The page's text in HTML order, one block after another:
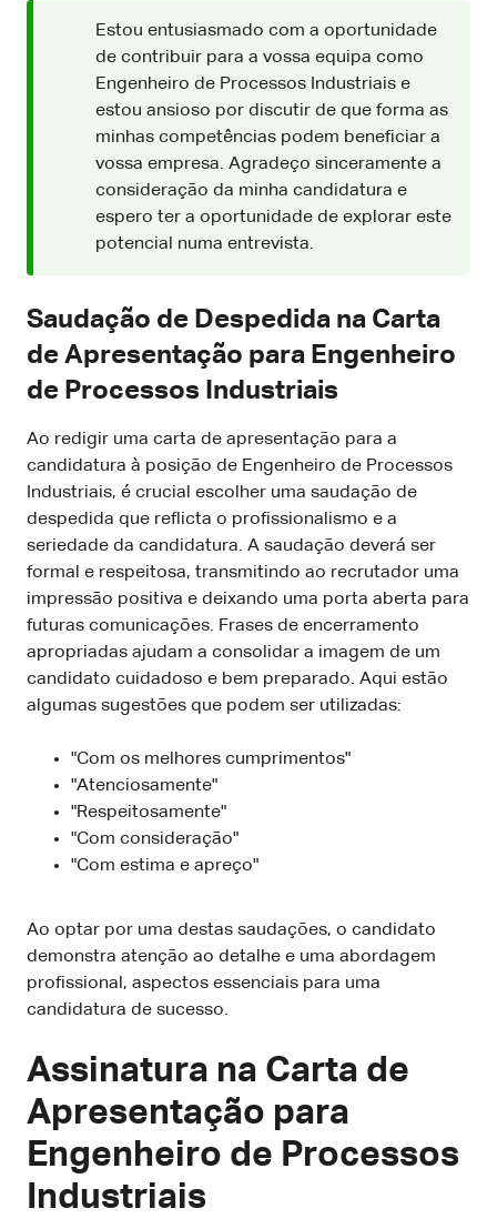
Estou entusiasmado com a oportunidade
de contribuir para a vossa equipa como
Engenheiro de Processos Industriais e
estou ansioso por discutir de que forma as
minhas competências podem beneficiar a
vossa empresa. Agradeço sinceramente a
consideração da minha candidatura e
espero ter a oportunidade de explorar este
potencial numa entrevista.
Saudação de Despedida na Carta
de Apresentação para Engenheiro
de Processos Industriais
Ao redigir uma carta de apresentação para a
candidatura à posição de Engenheiro de Processos
Industriais, é crucial escolher uma saudação de
despedida que reflicta o profissionalismo e a
seriedade da candidatura. A saudação deverá ser
formal e respeitosa, transmitindo ao recrutador uma
impressão positiva e deixando uma porta aberta para
futuras comunicações. Frases de encerramento
apropriadas ajudam a consolidar a imagem de um
candidato cuidadoso e bem preparado. Aqui estão
algumas sugestões que podem ser utilizadas:
"Com os melhores cumprimentos"
"Atenciosamente"
"Respeitosamente"
"Com consideração"
"Com estima e apreço"
Ao optar por uma destas saudações, o candidato
demonstra atenção ao detalhe e uma abordagem
profissional, aspectos essenciais para uma
candidatura de sucesso.
Assinatura na Carta de
Apresentação para
Engenheiro de Processos
Industriais